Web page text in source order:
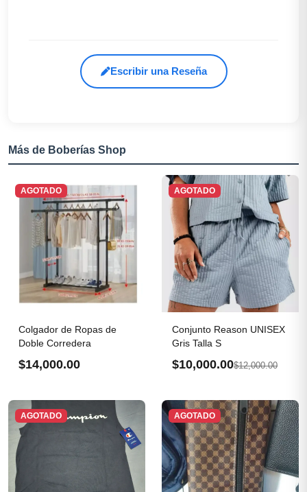
Escribir una Reseña
Más de Boberías Shop
AGOTADO
Colgador de Ropas de
Doble Corredera
$14,000.00
AGOTADO
Conjunto Reason UNISEX
Gris Talla S
$10,000.00$12,000.00
AGOTADO AGOTADO